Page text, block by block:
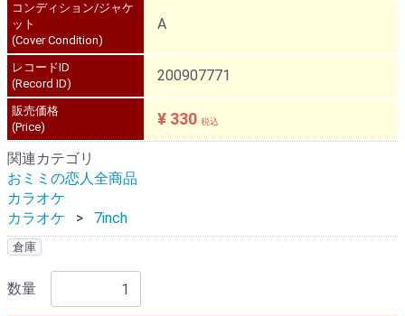
コンディション/ジャケ
ット
(Cover Condition)
A
レコードID
(Record ID)
200907771
販売価格
(Price)
¥ 330 税込
関連カテゴリ
おミミの恋人全商品
カラオケ
カラオケ
7inch
倉庫
数量